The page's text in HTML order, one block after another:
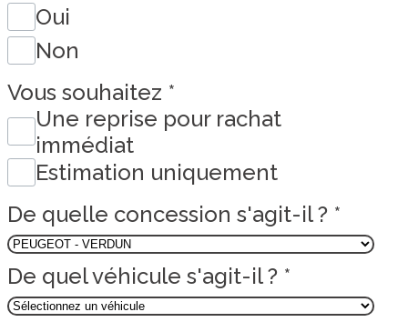
Oui
Non
Vous souhaitez *
Une reprise pour rachat
immédiat
Estimation uniquement
De quelle concession s'agit-il ? *
De quel véhicule s'agit-il ? *